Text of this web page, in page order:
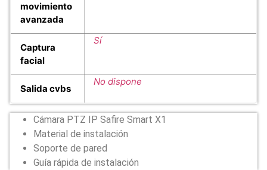
movimiento
avanzada
Captura
facial
Sí
Salida cvbs
No dispone
Cámara PTZ IP Safire Smart X1
Material de instalación
Soporte de pared
Guía rápida de instalación